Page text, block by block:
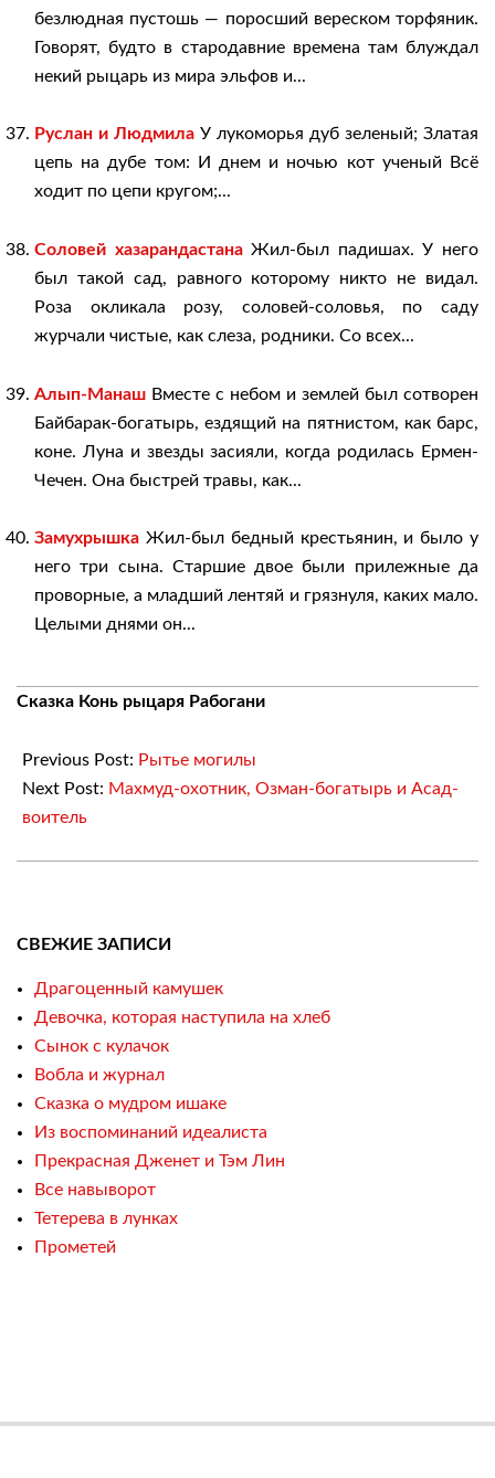
безлюдная пустошь — поросший вереском торфяник.
Говорят, будто в стародавние времена там блуждал
некий рыцарь из мира эльфов и...
Руслан и Людмила У лукоморья дуб зеленый; Златая
цепь на дубе том: И днем и ночью кот ученый Всё
ходит по цепи кругом;...
Соловей хазарандастанаЖил-был падишах. У него
был такой сад, равного которому никто не видал.
Роза окликала розу, соловей-соловья, по саду
журчали чистые, как слеза, родники. Со всех...
Алып-Манаш Вместе с небом и землей был сотворен
Байбарак-богатырь, ездящий на пятнистом, как барс,
коне. Луна и звезды засияли, когда родилась Ермен-
Чечен. Она быстрей травы, как...
Замухрышка Жил-был бедный крестьянин, и было у
него три сына. Старшие двое были прилежные да
проворные, а младший лентяй и грязнуля, каких мало.
Целыми днями он...
2018-
17
Сказка Конь рыцаря Рабогани
Previous Post: Рытье могилы
Next Post: Махмуд-охотник, Озман-богатырь и Асад-
воитель
СВЕЖИЕ ЗАПИСИ
Драгоценный камушек
Девочка, которая наступила на хлеб
Сынок с кулачок
Вобла и журнал
Сказка о мудром ишаке
Из воспоминаний идеалиста
Прекрасная Дженет и Тэм Лин
Все навыворот
Тетерева в лунках
Прометей